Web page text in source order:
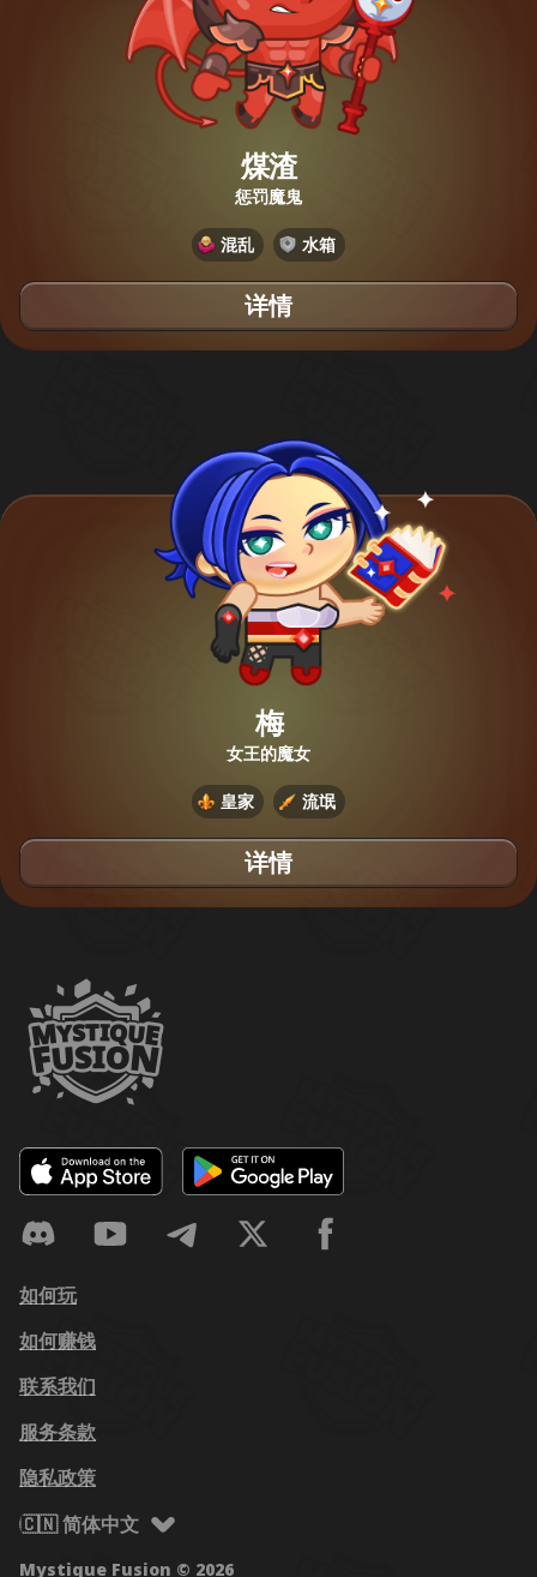
煤渣
惩罚魔鬼
混乱 水箱
详情
梅
女王的魔女
皇家 流氓
详情
如何玩
如何赚钱
联系我们
服务条款
隐私政策
🇨🇳 简体中文
Mystique Fusion © 2026